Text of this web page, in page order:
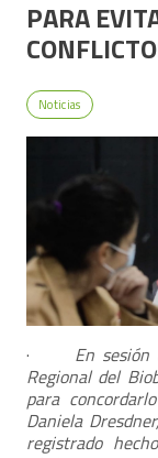
PARA
Noticias
· En sesión
Regional del
para
Daniela
registrado